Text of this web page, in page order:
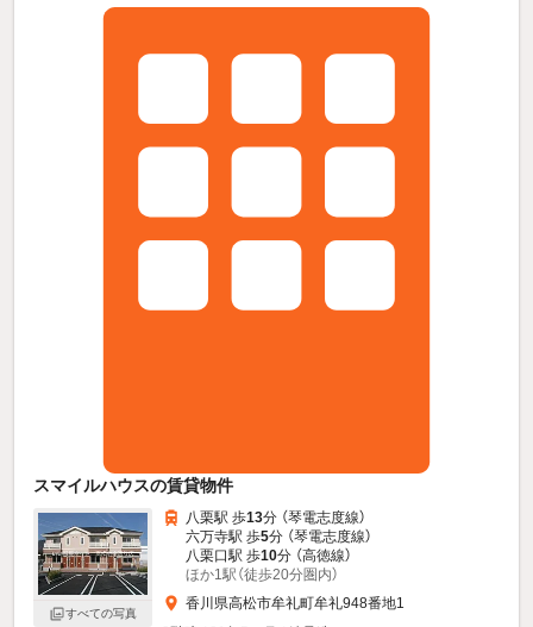
スマイルハウスの賃貸物件
すべての写真
八栗駅 歩13分 （琴電志度線）
六万寺駅 歩5分 （琴電志度線）
八栗口駅 歩10分 （高徳線）
ほか1駅（徒歩20分圏内）
香川県高松市牟礼町牟礼948番地1